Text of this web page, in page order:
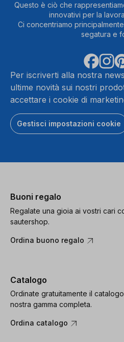
Questo è ciò che
innovativi per la
Ci concentriamo
segatura e
Per iscriverti alla nostra
ultime novità sui nostri
accettare i cookie di
Gestisci impostazioni cookie
Buoni regalo
Regalate una gioia ai vostri cari
sautershop.
Ordina buono regalo
Catalogo
Ordinate gratuitamente il
nostra gamma completa.
Ordina catalogo